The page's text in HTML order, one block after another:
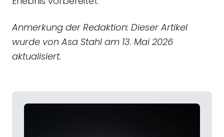
Anmerkung der Redaktion: Dieser Artikel
wurde von Asa Stahl am 13. Mai 2026
aktualisiert.